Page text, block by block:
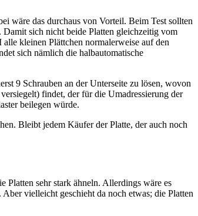
wäre das durchaus von Vorteil. Beim Test sollten
sich nicht beide Platten gleichzeitig vom
kleinen Plättchen normalerweise auf den
sich nämlich die halbautomatische
9 Schrauben an der Unterseite zu lösen, wovon
findet, der für die Umadressierung der
beilegen würde.
Bleibt jedem Käufer der Platte, der auch noch
sehr stark ähneln. Allerdings wäre es
vielleicht geschieht da noch etwas; die Platten